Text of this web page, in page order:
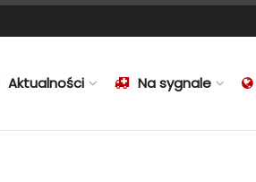
Aktualności Na sygnale